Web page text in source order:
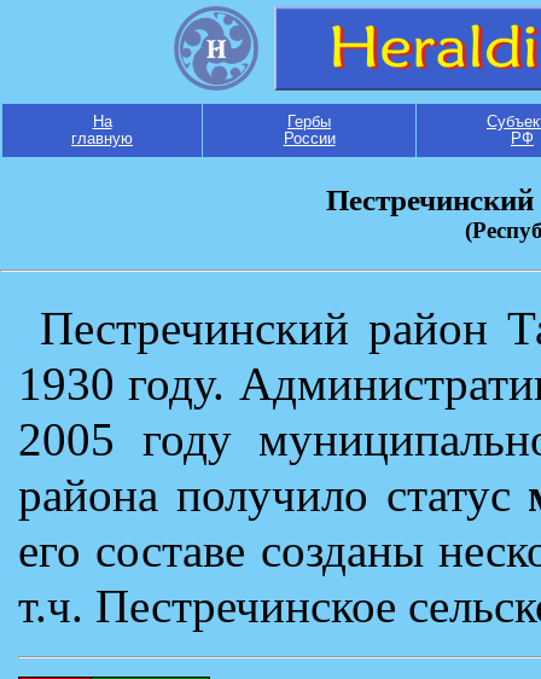
На
главную
Гербы
России
РФ
Пестречинский район
1930 году.
2005 году
района получило статус
его составе созданы
т.ч. Пестречинское